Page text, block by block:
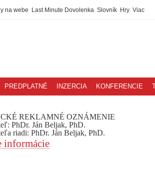
na webe Last Minute Dovolenka Slovník Hry Viac
PREDPLATNÉ INZERCIA KONFERENCIE
REKLAMNÉ OZNÁMENIE
PhDr. Ján Beljak, PhD.
riadi: PhDr. Ján Beljak, PhD.
informácie